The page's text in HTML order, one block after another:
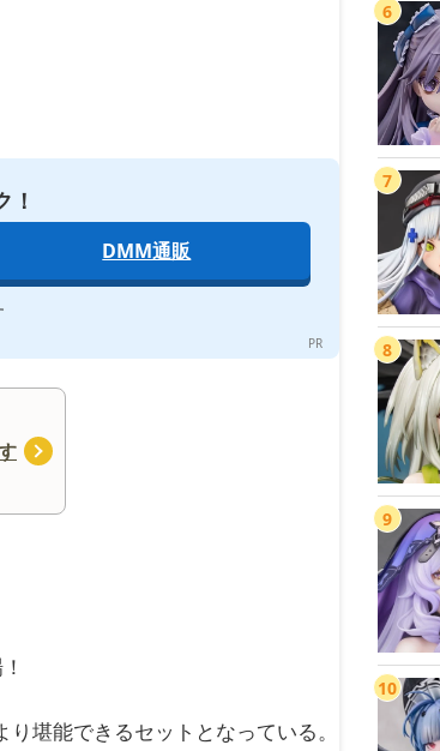
！
DMM通販
堪能できるセットとなっている。
6
7
8
9
10